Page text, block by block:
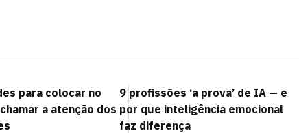
para colocar no
a atenção dos
9 profissões ‘a prova’ de IA — e
por que inteligência emocional
faz diferença